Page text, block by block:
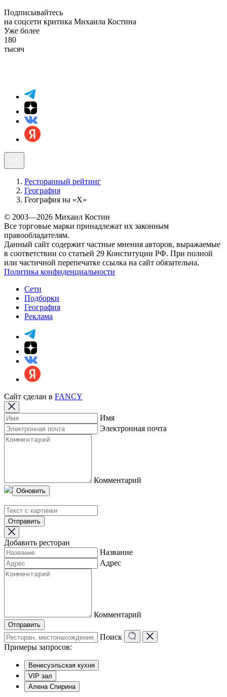
Подписывайтесь
на соцсети критика Михаила Костина
Уже более
180
тысяч
Ресторанный рейтинг
География
География на «Х»
© 2003—2026 Михаил Костин
Все торговые марки принадлежат их законным
правообладателям.
Данный сайт содержит частные мнения авторов, выражаемые
в соответствии со статьей 29 Конституции РФ. При полной
или частичной перепечатке ссылка на сайт обязательна.
Политика конфиденциальности
Сети
Подборки
География
Реклама
Сайт сделан в FANCY
Имя
Электронная почта
Комментарий
Обновить
Отправить
Добавить ресторан
Название
Адрес
Комментарий
Отправить
Поиск
Примеры запросов:
Венесуэльская кухня
VIP зал
Алена Спирина